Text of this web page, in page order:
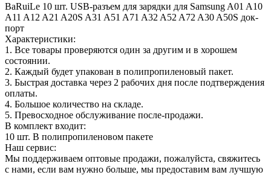
BaRuiLe 10 шт. USB-разъем для зарядки для Samsung A01 A10
A11 A12 A21 A20S A31 A51 A71 A32 A52 A72 A30 A50S док-
порт
Характеристики:
1. Все товары проверяются один за другим и в хорошем
состоянии.
2. Каждый будет упакован в полипропиленовый пакет.
3. Быстрая доставка через 2 рабочих дня после подтверждения
оплаты.
4. Большое количество на складе.
5. Превосходное обслуживание после-продажи.
В комплект входит:
10 шт. В полипропиленовом пакете
Наш сервис:
Мы поддерживаем оптовые продажи, пожалуйста, свяжитесь
с нами, если вам нужно больше, мы предоставим вам лучшую